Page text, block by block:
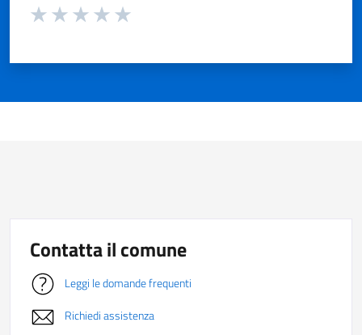
Valuta da 1 a 5 stelle la pagina
Contatta il comune
Leggi le domande frequenti
Richiedi assistenza